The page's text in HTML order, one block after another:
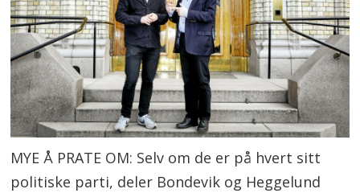
MYE Å PRATE OM: Selv om de er på hvert sitt
politiske parti, deler Bondevik og Heggelund